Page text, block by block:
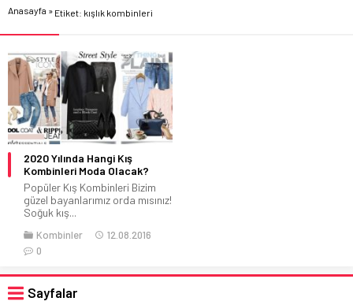
Anasayfa » Etiket: kışlık kombinleri
2020 Yılında Hangi Kış
Kombinleri Moda Olacak?
Popüler Kış Kombinleri Bizim
güzel bayanlarımız orda mısınız!
Soğuk kış...
Kombinler
12.08.2016
0
Sayfalar